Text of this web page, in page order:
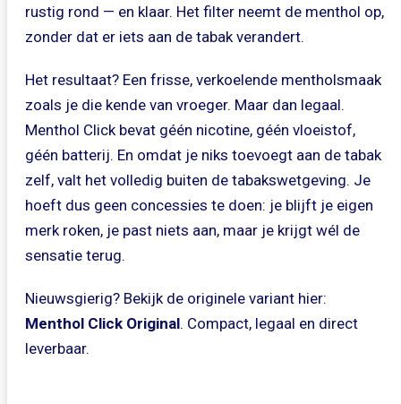
rustig rond — en klaar. Het filter neemt de menthol op,
zonder dat er iets aan de tabak verandert.
Het resultaat? Een frisse, verkoelende mentholsmaak
zoals je die kende van vroeger. Maar dan legaal.
Menthol Click bevat géén nicotine, géén vloeistof,
géén batterij. En omdat je niks toevoegt aan de tabak
zelf, valt het volledig buiten de tabakswetgeving. Je
hoeft dus geen concessies te doen: je blijft je eigen
merk roken, je past niets aan, maar je krijgt wél de
sensatie terug.
Nieuwsgierig? Bekijk de originele variant hier:
Menthol Click Original. Compact, legaal en direct
leverbaar.